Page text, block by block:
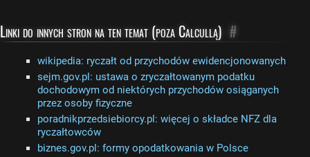
Linki do innych stron na ten temat (poza Calcullą) #
wikipedia: ryczałt od przychodów ewidencjonowanych
sejm.gov.pl: ustawa o zryczałtowanym podatku
dochodowym od niektórych przychodów osiąganych
przez osoby fizyczne
poradnikprzedsiebiorcy.pl: więcej o składce NFZ dla
ryczałtowców
biznes.gov.pl: formy opodatkowania w Polsce